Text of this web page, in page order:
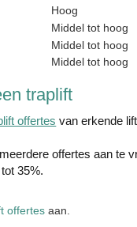
Hoog
Middel tot hoog
Middel tot hoog
Middel tot hoog
traplift
offertes van erkende
offertes aan te
35%.
offertes aan.